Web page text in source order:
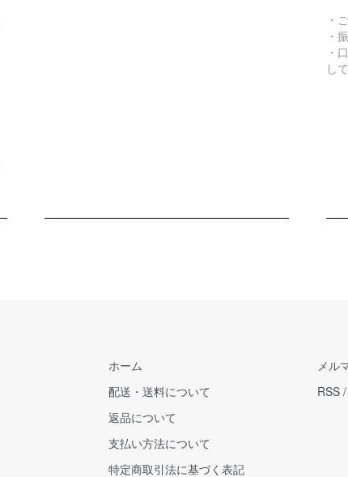
・
・
・
し
ホーム
配送・送料について
返品について
支払い方法について
特定商取引法に基づく表記
メル
RSS